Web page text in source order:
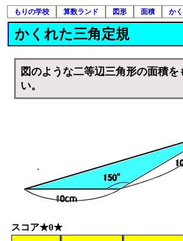
もりの学校 算数ランド 図形 面積 か
かくれた三角定規
図のような二等辺三角形の面積を
い。
スコア★0★